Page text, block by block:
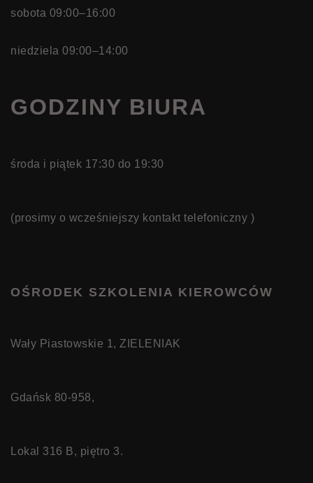
sobota 09:00–16:00
niedziela 09:00–14:00
GODZINY BIURA
środa i piątek 17:30 do 19:30
(prosimy o wcześniejszy kontakt telefoniczny )
OŚRODEK SZKOLENIA KIEROWCÓW
Wały Piastowskie 1, ZIELENIAK
Gdańsk 80-958,
Lokal 316 B, piętro 3.